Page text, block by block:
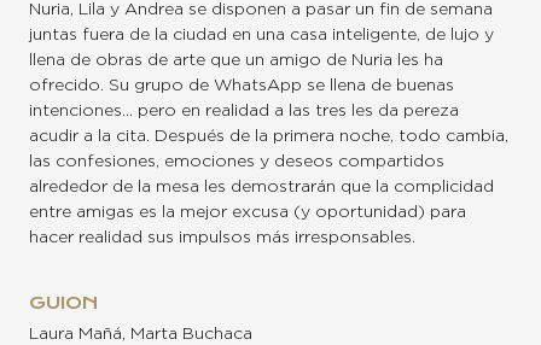
Nuria, Lila y Andrea se disponen a pasar un fin de semana
juntas fuera de la ciudad en una casa inteligente, de lujo y
llena de obras de arte que un amigo de Nuria les ha
ofrecido. Su grupo de WhatsApp se llena de buenas
intenciones… pero en realidad a las tres les da pereza
acudir a la cita. Después de la primera noche, todo cambia,
las confesiones, emociones y deseos compartidos
alrededor de la mesa les demostrarán que la complicidad
entre amigas es la mejor excusa (y oportunidad) para
hacer realidad sus impulsos más irresponsables.
GUION
Laura Mañá, Marta Buchaca